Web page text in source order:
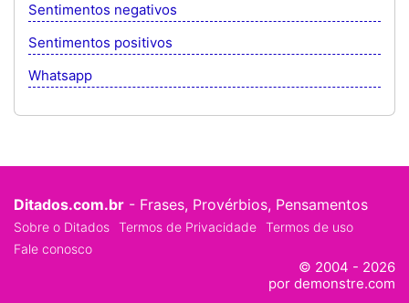
Sentimentos negativos
Sentimentos positivos
Whatsapp
Ditados.com.br - Frases, Provérbios, Pensamentos
Sobre o Ditados Termos de Privacidade Termos de uso
Fale conosco
© 2004 - 2026
por demonstre.com